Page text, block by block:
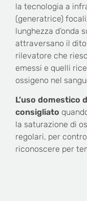
la tecnologia a
(generatrice)
lunghezza d’onda
attraversano il
rilevatore che
emessi e quelli
ossigeno nel
L’uso domestico
consigliato
la saturazione di
regolari, per
riconoscere per